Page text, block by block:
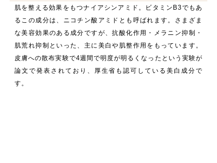
肌を整える効果をもつナイアシンアミド。ビタミンB3でもあ
るこの成分は、ニコチン酸アミドとも呼ばれます。さまざま
な美容効果のある成分ですが、抗酸化作用・メラニン抑制・
肌荒れ抑制といった、主に美白や肌整作用をもっています。
皮膚への散布実験で4週間で明度が明るくなったという実験が
論文で発表されており、厚生省も認可している美白成分で
す。